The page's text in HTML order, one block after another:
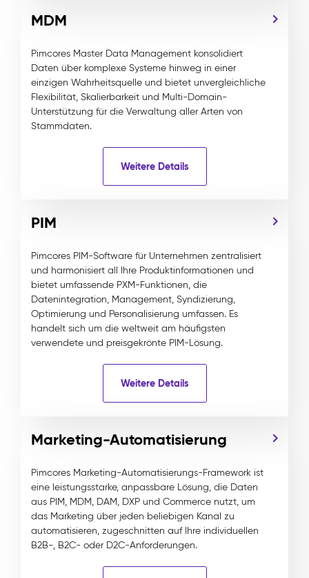
MDM
Pimcores Master Data Management konsolidiert
Daten über komplexe Systeme hinweg in einer
einzigen Wahrheitsquelle und bietet unvergleichliche
Flexibilität, Skalierbarkeit und Multi-Domain-
Unterstützung für die Verwaltung aller Arten von
Stammdaten.
Weitere Details
PIM
Pimcores PIM-Software für Unternehmen zentralisiert
und harmonisiert all Ihre Produktinformationen und
bietet umfassende PXM-Funktionen, die
Datenintegration, Management, Syndizierung,
Optimierung und Personalisierung umfassen. Es
handelt sich um die weltweit am häufigsten
verwendete und preisgekrönte PIM-Lösung.
Weitere Details
Marketing-Automatisierung
Pimcores Marketing-Automatisierungs-Framework ist
eine leistungsstarke, anpassbare Lösung, die Daten
aus PIM, MDM, DAM, DXP und Commerce nutzt, um
das Marketing über jeden beliebigen Kanal zu
automatisieren, zugeschnitten auf Ihre individuellen
B2B-, B2C- oder D2C-Anforderungen.